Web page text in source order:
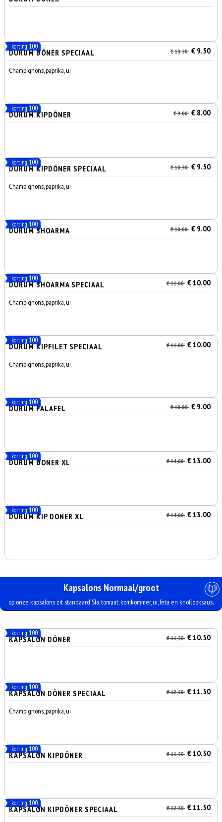
korting 1.00
DÜRÜM DÖNER SPECIAAL € 10,50 € 9.50
Champignons, paprika, ui
korting 1.00
DÜRÜM KIPDÖNER € 9,00 € 8.00
korting 1.00
DÜRÜM KIPDÖNER SPECIAAL € 10,50 € 9.50
Champignons, paprika, ui
korting 1.00
DÜRÜM SHOARMA € 10,00 € 9.00
korting 1.00
DÜRÜM SHOARMA SPECIAAL € 11,00 € 10.00
Champignons, paprika, ui
korting 1.00
DÜRÜM KIPFILET SPECIAAL € 11,00 € 10.00
Champignons, paprika, ui
korting 1.00
DURUM FALAFEL € 10,00 € 9.00
korting 1.00
DURUM DONER XL € 14,00 € 13.00
korting 1.00
DURUM KIP DONER XL € 14,00 € 13.00
Kapsalons Normaal/groot
op onze kapsalons zit standaard Sla, tomaat, komkommer, ui, feta en knoflooksaus.
korting 1.00
KAPSALON DÖNER € 11,50 € 10.50
korting 1.00
KAPSALON DÖNER SPECIAAL € 12,50 € 11.50
Champignons, paprika, ui
korting 1.00
KAPSALON KIPDÖNER € 11,50 € 10.50
korting 1.00
KAPSALON KIPDÖNER SPECIAAL € 12,50 € 11.50